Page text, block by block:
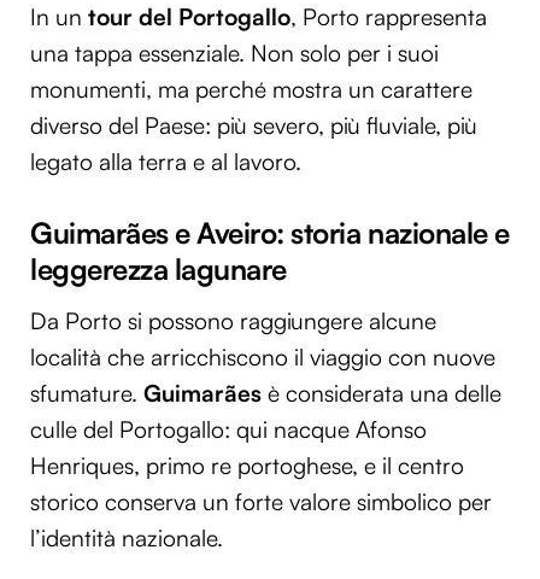
In un tour del Portogallo, Porto rappresenta
una tappa essenziale. Non solo per i suoi
monumenti, ma perché mostra un carattere
diverso del Paese: più severo, più fluviale, più
legato alla terra e al lavoro.
Guimarães e Aveiro: storia nazionale e
leggerezza lagunare
Da Porto si possono raggiungere alcune
località che arricchiscono il viaggio con nuove
sfumature. Guimarães è considerata una delle
culle del Portogallo: qui nacque Afonso
Henriques, primo re portoghese, e il centro
storico conserva un forte valore simbolico per
l’identità nazionale.